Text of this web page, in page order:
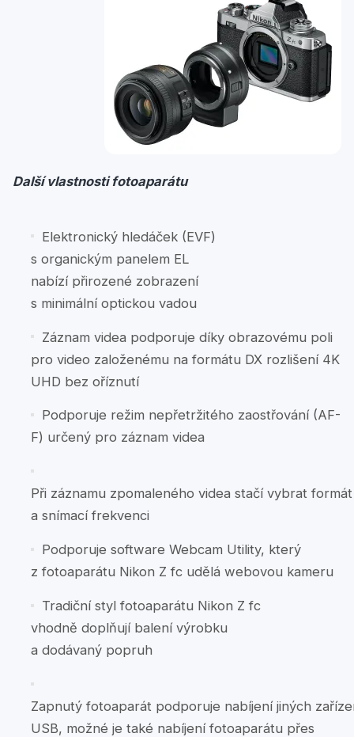
Další vlastnosti fotoaparátu
Elektronický hledáček (EVF)
s organickým panelem EL
nabízí přirozené zobrazení
s minimální optickou vadou
Záznam videa podporuje díky obrazovému poli
pro video založenému na formátu DX rozlišení 4K
UHD bez oříznutí
Podporuje režim nepřetržitého zaostřování (AF-
F) určený pro záznam videa
Při záznamu zpomaleného videa stačí vybrat
a snímací frekvenci
Podporuje software Webcam Utility, který
z fotoaparátu Nikon Z fc udělá webovou kameru
Tradiční styl fotoaparátu Nikon Z fc
vhodně doplňují balení výrobku
a dodávaný popruh
Zapnutý fotoaparát podporuje nabíjení jiných
USB, možné je také nabíjení fotoaparátu přes